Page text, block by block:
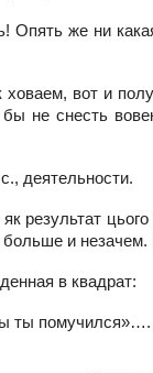
же ни
вот и
не снесть
деятельности.
результат
и незачем.
в квадрат:
ты помучился»….